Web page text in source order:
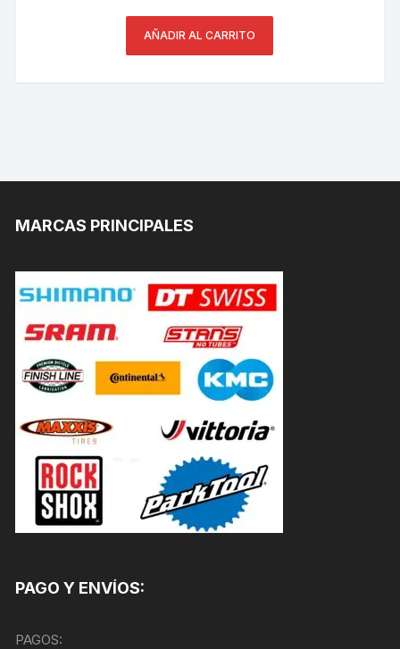
AÑADIR AL CARRITO
MARCAS PRINCIPALES
PAGO Y ENVÍOS:
PAGOS: